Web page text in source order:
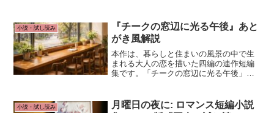
だわりポイントなどを見せる動画や記事
のことです。
小説・試し読み
『チークの窓辺に光る午後』あと
がき風解説
本作は、暮らしと住まいの風景の中で生
まれる大人の恋を描いた四編の連作短編
集です。「チークの窓辺に光る午後」
な時間」静かな恋愛小説を求める大人の
小説・試し読み
月曜日の夜に: ロマンス短編小説